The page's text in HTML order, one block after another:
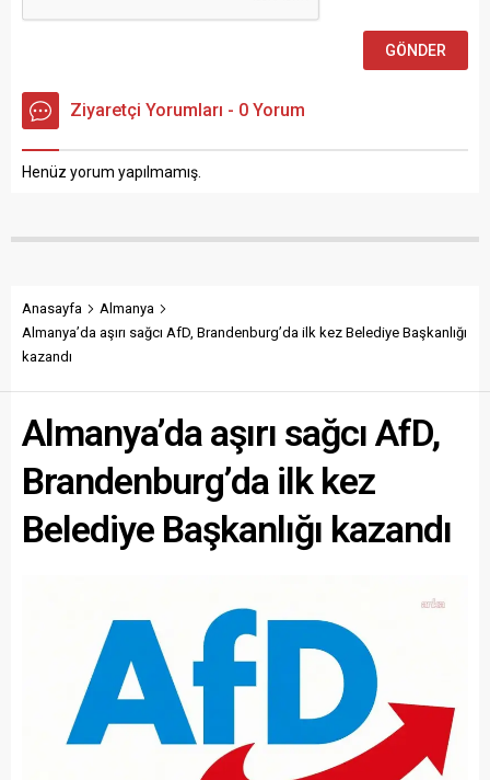
Ziyaretçi Yorumları - 0 Yorum
Henüz yorum yapılmamış.
Anasayfa
Almanya
Almanya’da aşırı sağcı AfD, Brandenburg’da ilk kez Belediye Başkanlığı
kazandı
Almanya’da aşırı sağcı AfD,
Brandenburg’da ilk kez
Belediye Başkanlığı kazandı